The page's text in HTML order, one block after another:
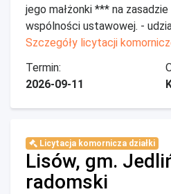
jego małżonki *** na zasadzie
wspólności ustawowej. -
Szczegóły licytacji
Termin:
2026-09-11
Licytacja komornicza działki
Lisów, gm.
radomski